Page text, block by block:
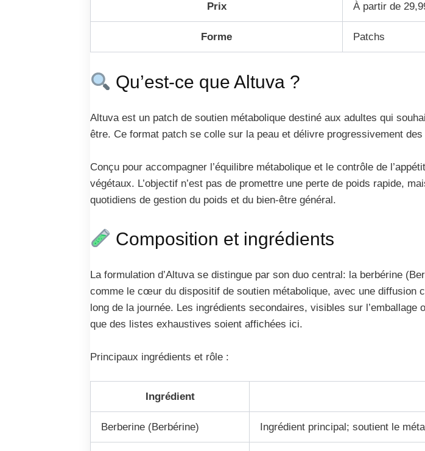
Prix À partir de
Forme Patchs
Qu’est-ce que Altuva ?
Altuva est un patch de soutien métabolique destiné aux adultes qui
être. Ce format patch se colle sur la peau et délivre progressivement
Conçu pour accompagner l’équilibre métabolique et le contrôle de
végétaux. L’objectif n’est pas de promettre une perte de poids rapide,
quotidiens de gestion du poids et du bien-être général.
Composition et ingrédients
La formulation d’Altuva se distingue par son duo central: la berbérine
comme le cœur du dispositif de soutien métabolique, avec une diffusion
long de la journée. Les ingrédients secondaires, visibles sur
que des listes exhaustives soient affichées ici.
Principaux ingrédients et rôle :
Ingrédient
Berberine (Berbérine) Ingrédient principal; soutient le